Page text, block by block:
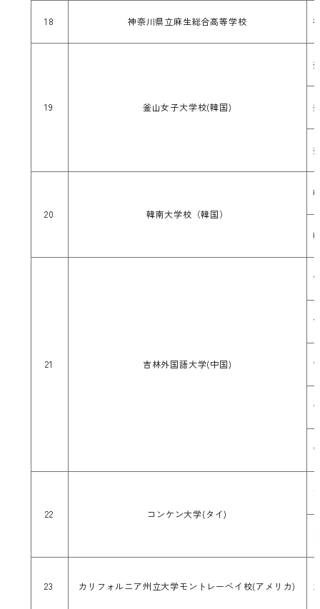
18 神奈川県立麻生総合高等学校
19 釜山女子大学校(韓国)
20 韓南大学校（韓国）
21 吉林外国語大学(中国)
22 コンケン大学(タイ)
23 カリフォルニア州立大学モントレーベイ校(アメリカ)